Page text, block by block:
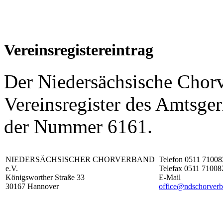
Vereinsregistereintrag
Der Niedersächsische
Vereinsregister des
der Nummer 6161.
NIEDERSÄCHSISCHER CHORVERBAND
e.V.
Königsworther Straße 33
30167 Hannover
Telefon 0511
Telefax 0511
E-Mail